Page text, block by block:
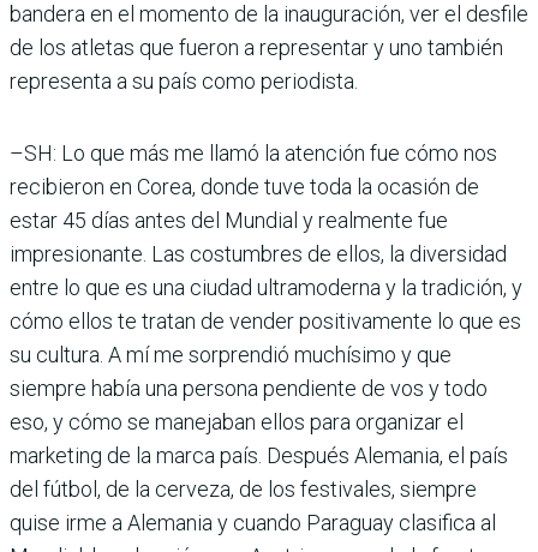
bandera en el momento de la inauguración, ver el desfile
de los atletas que fueron a representar y uno también
representa a su país como periodista.
–SH: Lo que más me llamó la atención fue cómo nos
recibieron en Corea, donde tuve toda la ocasión de
estar 45 días antes del Mundial y realmente fue
impresionante. Las costumbres de ellos, la diversidad
entre lo que es una ciudad ultramoderna y la tradición, y
cómo ellos te tratan de vender positivamente lo que es
su cultura. A mí me sorprendió muchísimo y que
siempre había una persona pendiente de vos y todo
eso, y cómo se manejaban ellos para organizar el
marketing de la marca país. Después Alemania, el país
del fútbol, de la cerveza, de los festivales, siempre
quise irme a Alemania y cuando Paraguay clasifica al